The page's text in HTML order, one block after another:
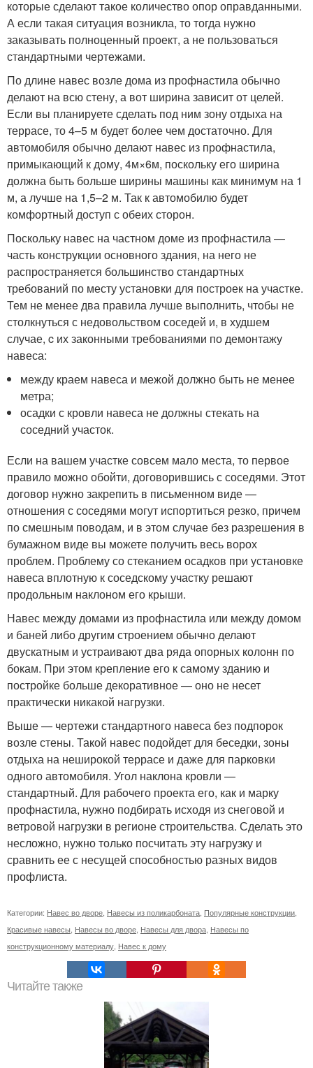
которые сделают такое количество опор оправданными.
А если такая ситуация возникла, то тогда нужно
заказывать полноценный проект, а не пользоваться
стандартными чертежами.
По длине навес возле дома из профнастила обычно
делают на всю стену, а вот ширина зависит от целей.
Если вы планируете сделать под ним зону отдыха на
террасе, то 4–5 м будет более чем достаточно. Для
автомобиля обычно делают навес из профнастила,
примыкающий к дому, 4м×6м, поскольку его ширина
должна быть больше ширины машины как минимум на 1
м, а лучше на 1,5–2 м. Так к автомобилю будет
комфортный доступ с обеих сторон.
Поскольку навес на частном доме из профнастила —
часть конструкции основного здания, на него не
распространяется большинство стандартных
требований по месту установки для построек на участке.
Тем не менее два правила лучше выполнить, чтобы не
столкнуться с недовольством соседей и, в худшем
случае, c их законными требованиями по демонтажу
навеса:
между краем навеса и межой должно быть не менее
метра;
осадки с кровли навеса не должны стекать на
соседний участок.
Если на вашем участке совсем мало места, то первое
правило можно обойти, договорившись с соседями. Этот
договор нужно закрепить в письменном виде —
отношения с соседями могут испортиться резко, причем
по смешным поводам, и в этом случае без разрешения в
бумажном виде вы можете получить весь ворох
проблем. Проблему со стеканием осадков при установке
навеса вплотную к соседскому участку решают
продольным наклоном его крыши.
Навес между домами из профнастила или между домом
и баней либо другим строением обычно делают
двускатным и устраивают два ряда опорных колонн по
бокам. При этом крепление его к самому зданию и
постройке больше декоративное — оно не несет
практически никакой нагрузки.
Выше — чертежи стандартного навеса без подпорок
возле стены. Такой навес подойдет для беседки, зоны
отдыха на неширокой террасе и даже для парковки
одного автомобиля. Угол наклона кровли —
стандартный. Для рабочего проекта его, как и марку
профнастила, нужно подбирать исходя из снеговой и
ветровой нагрузки в регионе строительства. Сделать это
несложно, нужно только посчитать эту нагрузку и
сравнить ее с несущей способностью разных видов
профлиста.
Категории: Навес во дворе, Навесы из поликарбоната, Популярные конструкции,
Красивые навесы, Навесы во дворе, Навесы для двора, Навесы по
конструкционному материалу, Навес к дому
Читайте также